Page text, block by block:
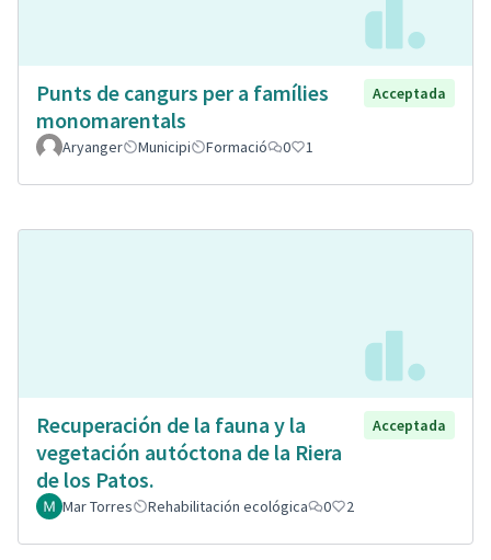
Punts de cangurs per a famílies
monomarentals
Acceptada
Aryanger Municipi Formació 0 1
Recuperación de la fauna y la
vegetación autóctona de la Riera
de los Patos.
Acceptada
Mar Torres Rehabilitación ecológica 0 2